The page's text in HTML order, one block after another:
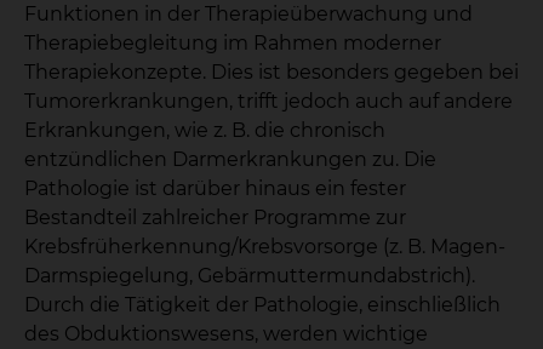
Funktionen in der Therapieüberwachung und
Therapiebegleitung im Rahmen moderner
Therapiekonzepte. Dies ist besonders gegeben bei
Tumorerkrankungen, trifft jedoch auch auf andere
Erkrankungen, wie z. B. die chronisch
entzündlichen Darmerkrankungen zu. Die
Pathologie ist darüber hinaus ein fester
Bestandteil zahlreicher Programme zur
Krebsfrüherkennung/Krebsvorsorge (z. B. Magen-
Darmspiegelung, Gebärmuttermundabstrich).
Durch die Tätigkeit der Pathologie, einschließlich
des Obduktionswesens, werden wichtige